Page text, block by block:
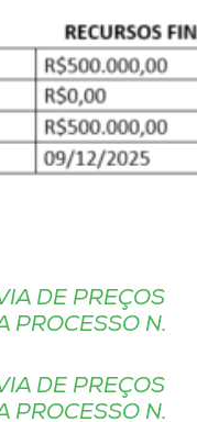
DE PREÇOS
PROCESSO N.
DE PREÇOS
PROCESSO N.